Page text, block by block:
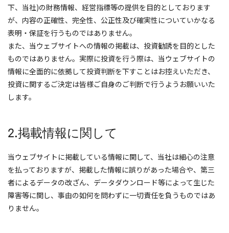
下、当社)の財務情報、経営指標等の提供を目的としております
が、内容の正確性、完全性、公正性及び確実性についていかなる
表明・保証を行うものではありません。
また、当ウェブサイトへの情報の掲載は、投資勧誘を目的とした
ものではありません。実際に投資を行う際は、当ウェブサイトの
情報に全面的に依拠して投資判断を下すことはお控えいただき、
投資に関するご決定は皆様ご自身のご判断で行うようお願いいた
します。
2.掲載情報に関して
当ウェブサイトに掲載している情報に関して、当社は細心の注意
を払っておりますが、掲載した情報に誤りがあった場合や、第三
者によるデータの改ざん、データダウンロード等によって生じた
障害等に関し、事由の如何を問わずに一切責任を負うものではあ
りません。